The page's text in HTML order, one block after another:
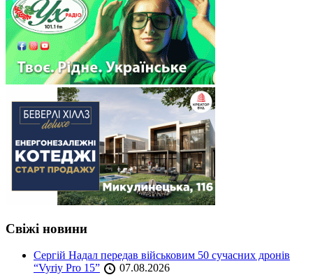
Свіжі новини
Сергій Надал передав військовим 50 сучасних дронів
“Vyriy Pro 15”
07.08.2026